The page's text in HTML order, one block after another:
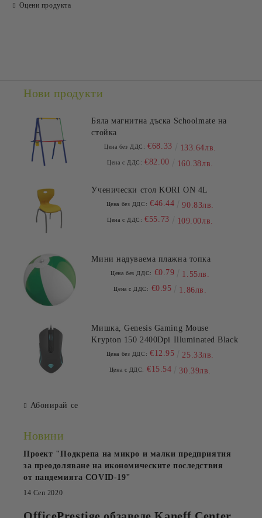
Съгласен съм с
Оцени продукта
Нови продукти
Бяла магнитна дъска Schoolmate на
стойка
Цена без ДДС: €68.33 133.64лв.
Цена с ДДС: €82.00 160.38лв.
Ученически стол KORI ON 4L
Цена без ДДС: €46.44 90.83лв.
Цена с ДДС: €55.73 109.00лв.
Мини надуваема плажна топка
Цена без ДДС: €0.79 1.55лв.
Цена с ДДС: €0.95 1.86лв.
Мишка, Genesis Gaming Mouse
Krypton 150 2400Dpi Illuminated Black
Цена без ДДС: €12.95 25.33лв.
Цена с ДДС: €15.54 30.39лв.
Абонирай се
Новини
Проект "Подкрепа на микро и малки предприятия
за преодоляване на икономическите последствия
от пандемията COVID-19"
14 Сеп 2020